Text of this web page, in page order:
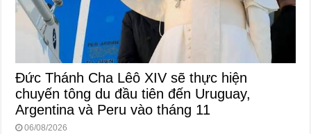
Đức Thánh Cha Lêô XIV sẽ thực hiện
chuyến tông du đầu tiên đến Uruguay,
Argentina và Peru vào tháng 11
06/08/2026